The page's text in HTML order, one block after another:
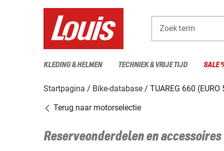
Zoekterm
KLEDING & HELMEN TECHNIEK & VRIJE TIJD SALE
Startpagina Bike-database
TUAREG 660 (EURO
Terug naar motorselectie
Reserveonderdelen en